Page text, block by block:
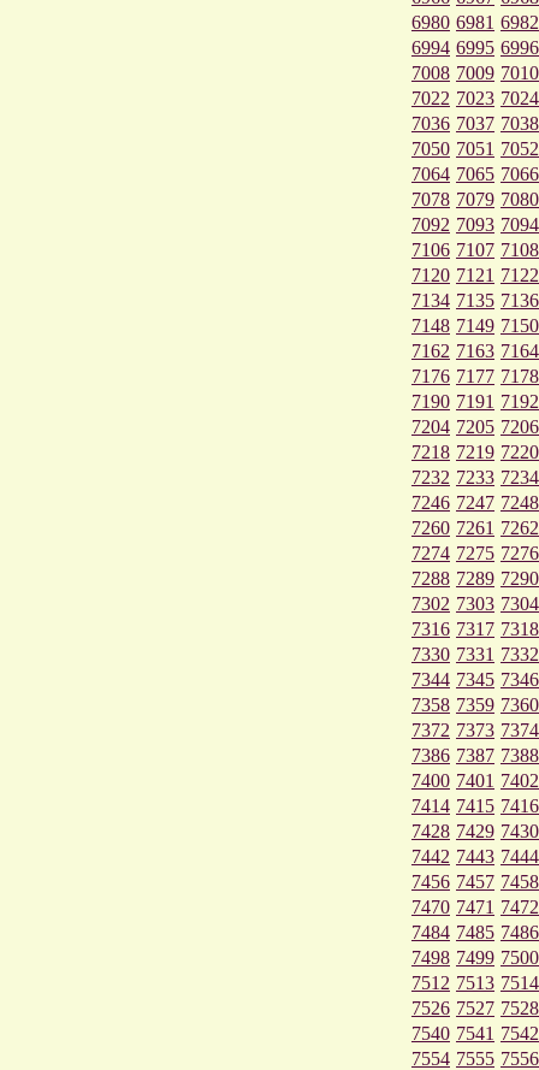
6980 6981 6982
6994 6995 6996
7008 7009 7010
7022 7023 7024
7036 7037 7038
7050 7051 7052
7064 7065 7066
7078 7079 7080
7092 7093 7094
7106 7107 7108
7120 7121 7122
7134 7135 7136
7148 7149 7150
7162 7163 7164
7176 7177 7178
7190 7191 7192
7204 7205 7206
7218 7219 7220
7232 7233 7234
7246 7247 7248
7260 7261 7262
7274 7275 7276
7288 7289 7290
7302 7303 7304
7316 7317 7318
7330 7331 7332
7344 7345 7346
7358 7359 7360
7372 7373 7374
7386 7387 7388
7400 7401 7402
7414 7415 7416
7428 7429 7430
7442 7443 7444
7456 7457 7458
7470 7471 7472
7484 7485 7486
7498 7499 7500
7512 7513 7514
7526 7527 7528
7540 7541 7542
7554 7555 7556